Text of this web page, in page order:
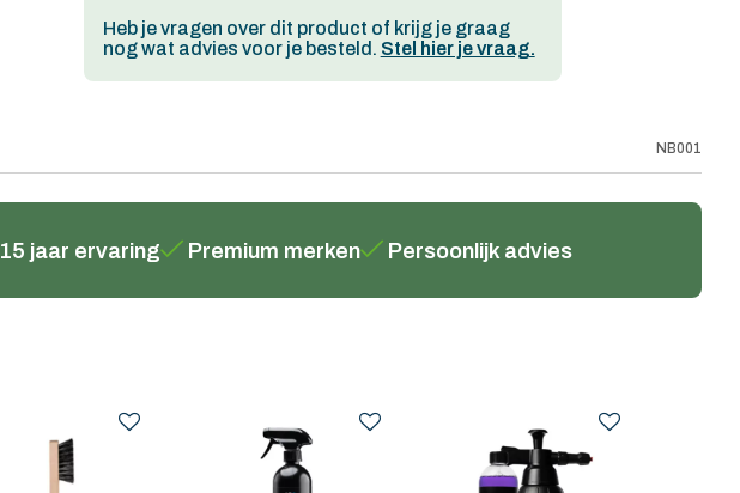
Heb je vragen over dit product of krijg je graag
nog wat advies voor je besteld. Stel hier je vraag.
NB001
15 jaar ervaring Premium merken Persoonlijk advies